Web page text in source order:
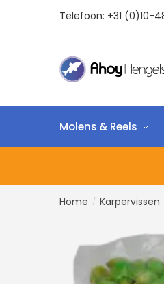
Telefoon: +31 (0)10-
Molens & Reels
Home / Karpervissen